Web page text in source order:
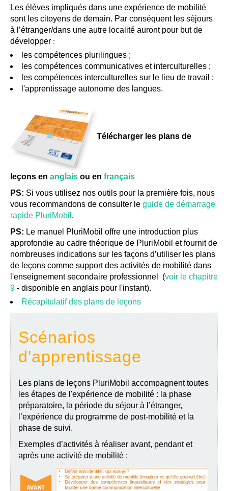
Les élèves impliqués dans une expérience de mobilité
sont les citoyens de demain. Par conséquent les séjours
à l’étranger/dans une autre localité auront pour but de
développer :
les compétences plurilingues ;
les compétences communicatives et interculturelles ;
les compétences interculturelles sur le lieu de travail ;
l'apprentissage autonome des langues.
Télécharger les plans de
leçons en anglais ou en français
PS: Si vous utilisez nos outils pour la première fois, nous
vous recommandons de consulter le guide de démarrage
rapide PluriMobil .
PS: Le manuel PluriMobil offre une introduction plus
approfondie au cadre théorique de PluriMobil et fournit de
nombreuses indications sur les façons d’utiliser les plans
de leçons comme support des activités de mobilité dans
l'enseignement secondaire professionnel (voir le chapitre
9 - disponible en anglais pour l'instant).
Récapitulatif des plans de leçons
Scénarios
d'apprentissage
Les plans de leçons PluriMobil accompagnent toutes
les étapes de l'expérience de mobilité : la phase
préparatoire, la période du séjour à l’étranger,
l’expérience du programme de post-mobilité et la
phase de suivi.
Exemples d’activités à réaliser avant, pendant et
après une activité de mobilité :